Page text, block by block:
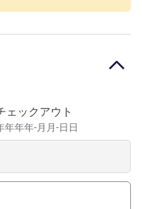
いにあるアスリート向け
ット：クラブアカン
こそ。当ホテルのスタ
へ皆様をお迎えできるこ
ぜひ、ご滞在を満喫して
いいたします。
ェックアウト
年年年-月月-日日